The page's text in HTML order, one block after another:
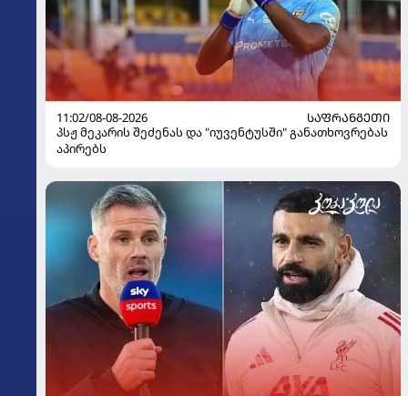
11:02/08-08-2026
ᲡᲐᲤᲠᲐᲜᲒᲔᲗᲘ
პსჟ მეკარის შეძენას და "იუვენტუსში" განათხოვრებას
აპირებს